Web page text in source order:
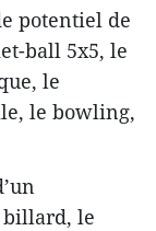
potentiel de
ball 5x5, le
le
le bowling,
billard, le